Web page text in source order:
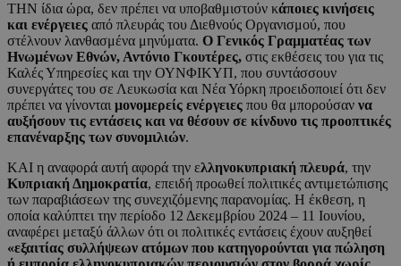
ΤΗΝ ίδια ώρα, δεν πρέπει να υποβαθμιστούν κάποιες κινήσεις
και ενέργειες από πλευράς του Διεθνούς Οργανισμού, που
στέλνουν λανθασμένα μηνύματα. Ο Γενικός Γραμματέας των
Ηνωμένων Εθνών, Αντόνιο Γκουτέρες, στις εκθέσεις του για τις
Καλές Υπηρεσίες και την ΟΥΝΦΙΚΥΠ, που συντάσσουν
συνεργάτες του σε Λευκωσία και Νέα Υόρκη προειδοποιεί ότι δεν
πρέπει να γίνονται μονομερείς ενέργειες που θα μπορούσαν να
αυξήσουν τις εντάσεις και να θέσουν σε κίνδυνο τις προοπτικές
επανέναρξης των συνομιλιών.
ΚΑΙ η αναφορά αυτή αφορά την ελληνοκυπριακή πλευρά, την
Κυπριακή Δημοκρατία, επειδή προωθεί πολιτικές αντιμετώπισης
των παραβιάσεων της συνεχιζόμενης παρανομίας. Η έκθεση, η
οποία καλύπτει την περίοδο 12 Δεκεμβρίου 2024 – 11 Ιουνίου,
αναφέρει μεταξύ άλλων ότι οι πολιτικές εντάσεις έχουν αυξηθεί
«εξαιτίας συλλήψεων ατόμων που κατηγορούνται για πώληση